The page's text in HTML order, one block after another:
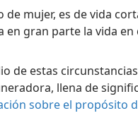
de mujer, es de vida
en gran parte la vida
de estas
llena de
sobre el propósito